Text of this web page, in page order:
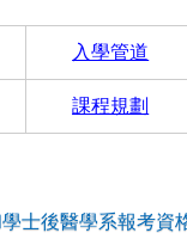
入學管道
課程規劃
士後醫學系報考資